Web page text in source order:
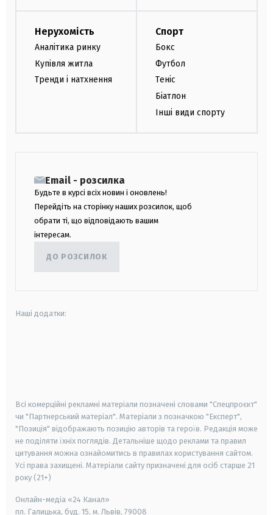
Нерухомість
Аналітика ринку
Купівля житла
Тренди і натхнення
Спорт
Бокс
Футбол
Теніс
Біатлон
Інші види спорту
Email - розсилка
Будьте в курсі всіх новин і оновлень!
Перейдіть на сторінку наших розсилок, щоб
обрати ті, що відповідають вашим
інтересам.
ДО РОЗСИЛОК
Наші додатки:
Всі комерційні рекламні матеріали позначені словами "Спецпроєкт"
чи "Партнерський матеріал". Матеріали з позначкою "Експерт",
"Позиція" відображають позицію авторів та героїв. Редакція може
не поділяти їхніх поглядів. Детальніше щодо реклами та правил
цитування можна ознайомитись в правилах користування сайтом.
Усі права захищені. Матеріали сайту призначені для осіб старше 21
року (21+)
Онлайн-медіа «24 Канал»
пл. Галицька, буд. 15, м. Львів, 79008